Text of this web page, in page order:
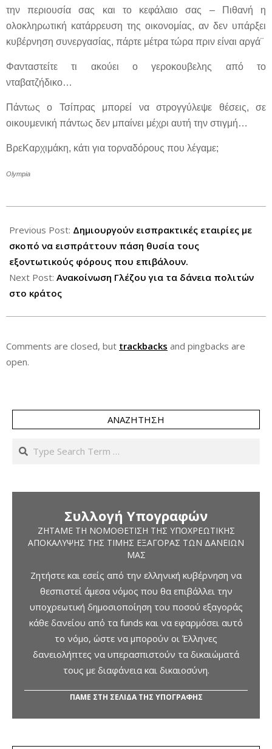
την περιουσία σας και το κεφάλαιο σας – Πιθανή η
ολοκληρωτική κατάρρευση της οικονομίας, αν δεν υπάρξει
κυβέρνηση συνεργασίας, πάρτε μέτρα τώρα πριν είναι αργά¨
Φανταστείτε τι ακούει ο γεροκουβελης από το
νταβατζήδικο…
Πάντως ο Τσίπρας μπορεί να στρογγύλεψε θέσεις, σε
οικουμενική πάντως δεν μπαίνει μέχρι αυτή την στιγμή…
ΒρεΚαρχιμάκη, κάτι για τορναδόρους που λέγαμε;
Olympia
05-
14
Previous Post: Δημιουργούν εισπρακτικές εταιρίες με
σκοπό να εισπράττουν πάση θυσία τους
εξοντωτικούς φόρους που επιβάλουν.
Next Post: Ανακοίνωση Γλέζου για τα δάνεια πολιτών
στο κράτος
Comments are closed, but trackbacks and pingbacks are
open.
ΑΝΑΖΉΤΗΣΗ
Search
Συλλογή Υπογραφών
ΖΗΤΆΜΕ ΤΗ ΝΟΜΟΘΈΤΙΣΗ ΤΗΣ ΥΠΟΧΡΕΩΤΙΚΉΣ
ΑΠΟΚΆΛΥΨΗΣ ΤΗΣ ΤΙΜΉΣ ΕΞΑΓΟΡΆΣ ΤΩΝ ΔΑΝΕΊΩΝ
ΜΑΣ
Ζητήστε και εσείς από την ελληνική κυβέρνηση να
θεσπιστεί άμεσα νόμος που θα επιβάλλει την
υποχρεωτική δημοσιοποίηση του ποσού εξαγοράς
κάθε δανείου από τα funds και να εφαρμόσει αυτό
το νόμο, ώστε να μπορούν οι Έλληνες
δανειολήπτες να υπερασπιστούν τα δικαιώματά
τους με διαφάνεια και δικαιοσύνη.
ΠΑΜΕ ΣΤΗ ΣΕΛΙΔΑ ΤΗΣ ΥΠΟΓΡΑΦΗΣ